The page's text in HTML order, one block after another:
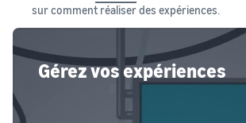
sur comment réaliser des expériences.
Gérez vos expériences